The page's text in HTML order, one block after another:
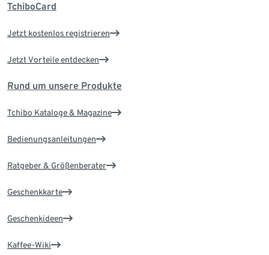
TchiboCard
Jetzt kostenlos registrieren
Jetzt Vorteile entdecken
Rund um unsere Produkte
Tchibo Kataloge & Magazine
Bedienungsanleitungen
Ratgeber & Größenberater
Geschenkkarte
Geschenkideen
Kaffee-Wiki